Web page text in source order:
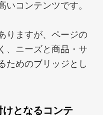
いコンテンツです。
りますが、ページの
、ニーズと商品・サ
ためのブリッジとし
となるコンテ